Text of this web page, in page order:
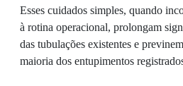
Esses cuidados simples, quando
à rotina operacional, prolongam
das tubulações existentes e
maioria dos entupimentos